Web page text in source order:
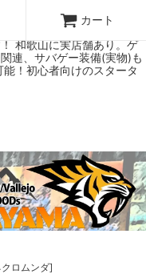
ンショップです！ ウォー
ボードゲームもメジャーど
和歌山に実店舗あり。ゲ
連、サバゲー装備(実物)も
！初心者向けのスタータ
カート
ロムンダ]